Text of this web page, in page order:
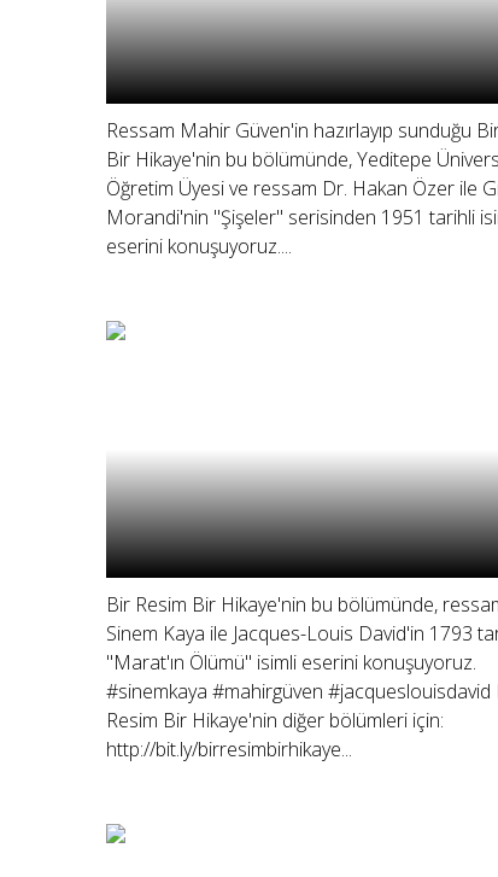
Ressam Mahir Güven'in hazırlayıp sunduğu
Bir Hikaye'nin bu bölümünde, Yeditepe
Öğretim Üyesi ve ressam Dr. Hakan Özer ile
Morandi'nin "Şişeler" serisinden 1951 tarihli
eserini konuşuyoruz....
Bir Resim Bir Hikaye'nin bu bölümünde,
Sinem Kaya ile Jacques-Louis David'in 1793
"Marat'ın Ölümü" isimli eserini konuşuyoruz.
#sinemkaya #mahirgüven #jacqueslouisdavid
Resim Bir Hikaye'nin diğer bölümleri için:
http://bit.ly/birresimbirhikaye...